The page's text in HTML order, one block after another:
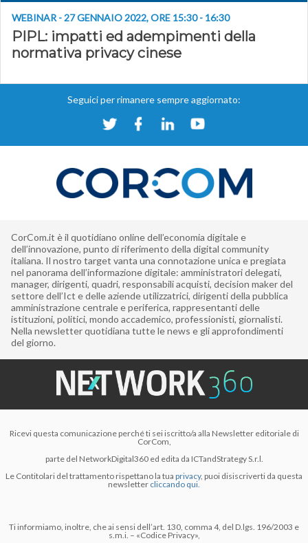
WEBINAR - 27 GENNAIO 2022, ORE 15:30 - 16:30
PIPL: impatti ed adempimenti della
normativa privacy cinese
Seguici per rimanere sempre aggiornato:
CorCom.it è il quotidiano online dell’economia digitale e
dell’innovazione, punto di riferimento della digital community
italiana. Il nostro target vanta una connotazione unica e pregiata
nel panorama dell’informazione digitale: amministratori delegati,
manager, dirigenti, quadri, responsabili acquisti, decision maker del
settore dell’Ict e delle aziende utilizzatrici, dirigenti della pubblica
amministrazione centrale e periferica, rappresentanti delle
istituzioni, politici, mondo accademico, professionisti, giornalisti.
Nella newsletter quotidiana tutte le news e gli approfondimenti
del giorno.
Ricevi questa comunicazione perché ti sei iscritto/a alla Newsletter editoriale di
CorCom,
parte del NetworkDigital360 ed edita da ICTandStrategy S.r.l.
Le Contitolari del trattamento rispettano la tua privacy, puoi disiscriverti da questa
newsletter cliccando qui.
Ti informiamo, inoltre, che ai sensi dell’art. 130, comma 4, del D.lgs. 196/2003 e
s.m.i. – «Codice Privacy»,